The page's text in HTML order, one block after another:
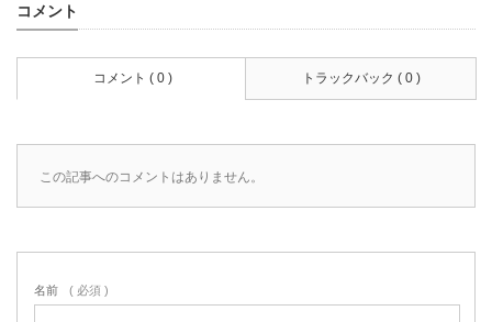
コメント
コメント ( 0 ) トラックバック ( 0 )
この記事へのコメントはありません。
名前 ( 必須 )